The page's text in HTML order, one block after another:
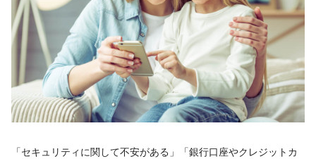
「セキュリティに関して不安がある」「銀行口座やクレジットカ